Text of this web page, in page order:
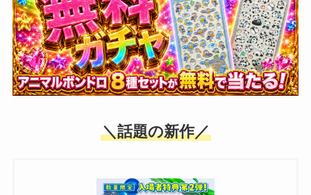
＼話題の新作／